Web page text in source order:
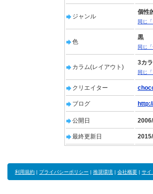
ジャンル
個性
同じ
色
黒
同じ
カラム(レイアウト)
3カ
同じ
クリエイター
ブログ
公開日
最終更新日
利用規約 | プライバシーポリシー | 推奨環境 | 会社概要 | サイ